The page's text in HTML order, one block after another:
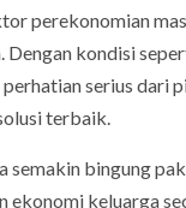
perekonomian
Dengan kondisi
serius dari
terbaik.
semakin bingung
ekonomi keluarga